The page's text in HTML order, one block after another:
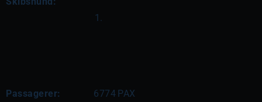
Passagerer: 6774 PAX